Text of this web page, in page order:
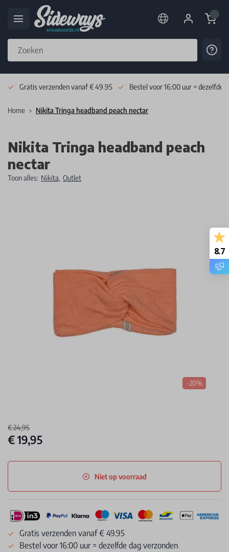
Cart
Gratis verzenden vanaf € 49.95 Bestel voor 16:00 uur = dezelfde
Home Nikita Tringa headband peach nectar
Nikita Tringa headband peach
nectar
Toon alles: Nikita, Outlet
-20%
€ 24,95
€ 19,95
Niet op voorraad
Gratis verzenden vanaf € 49.95
Bestel voor 16:00 uur = dezelfde dag verzonden
8.7